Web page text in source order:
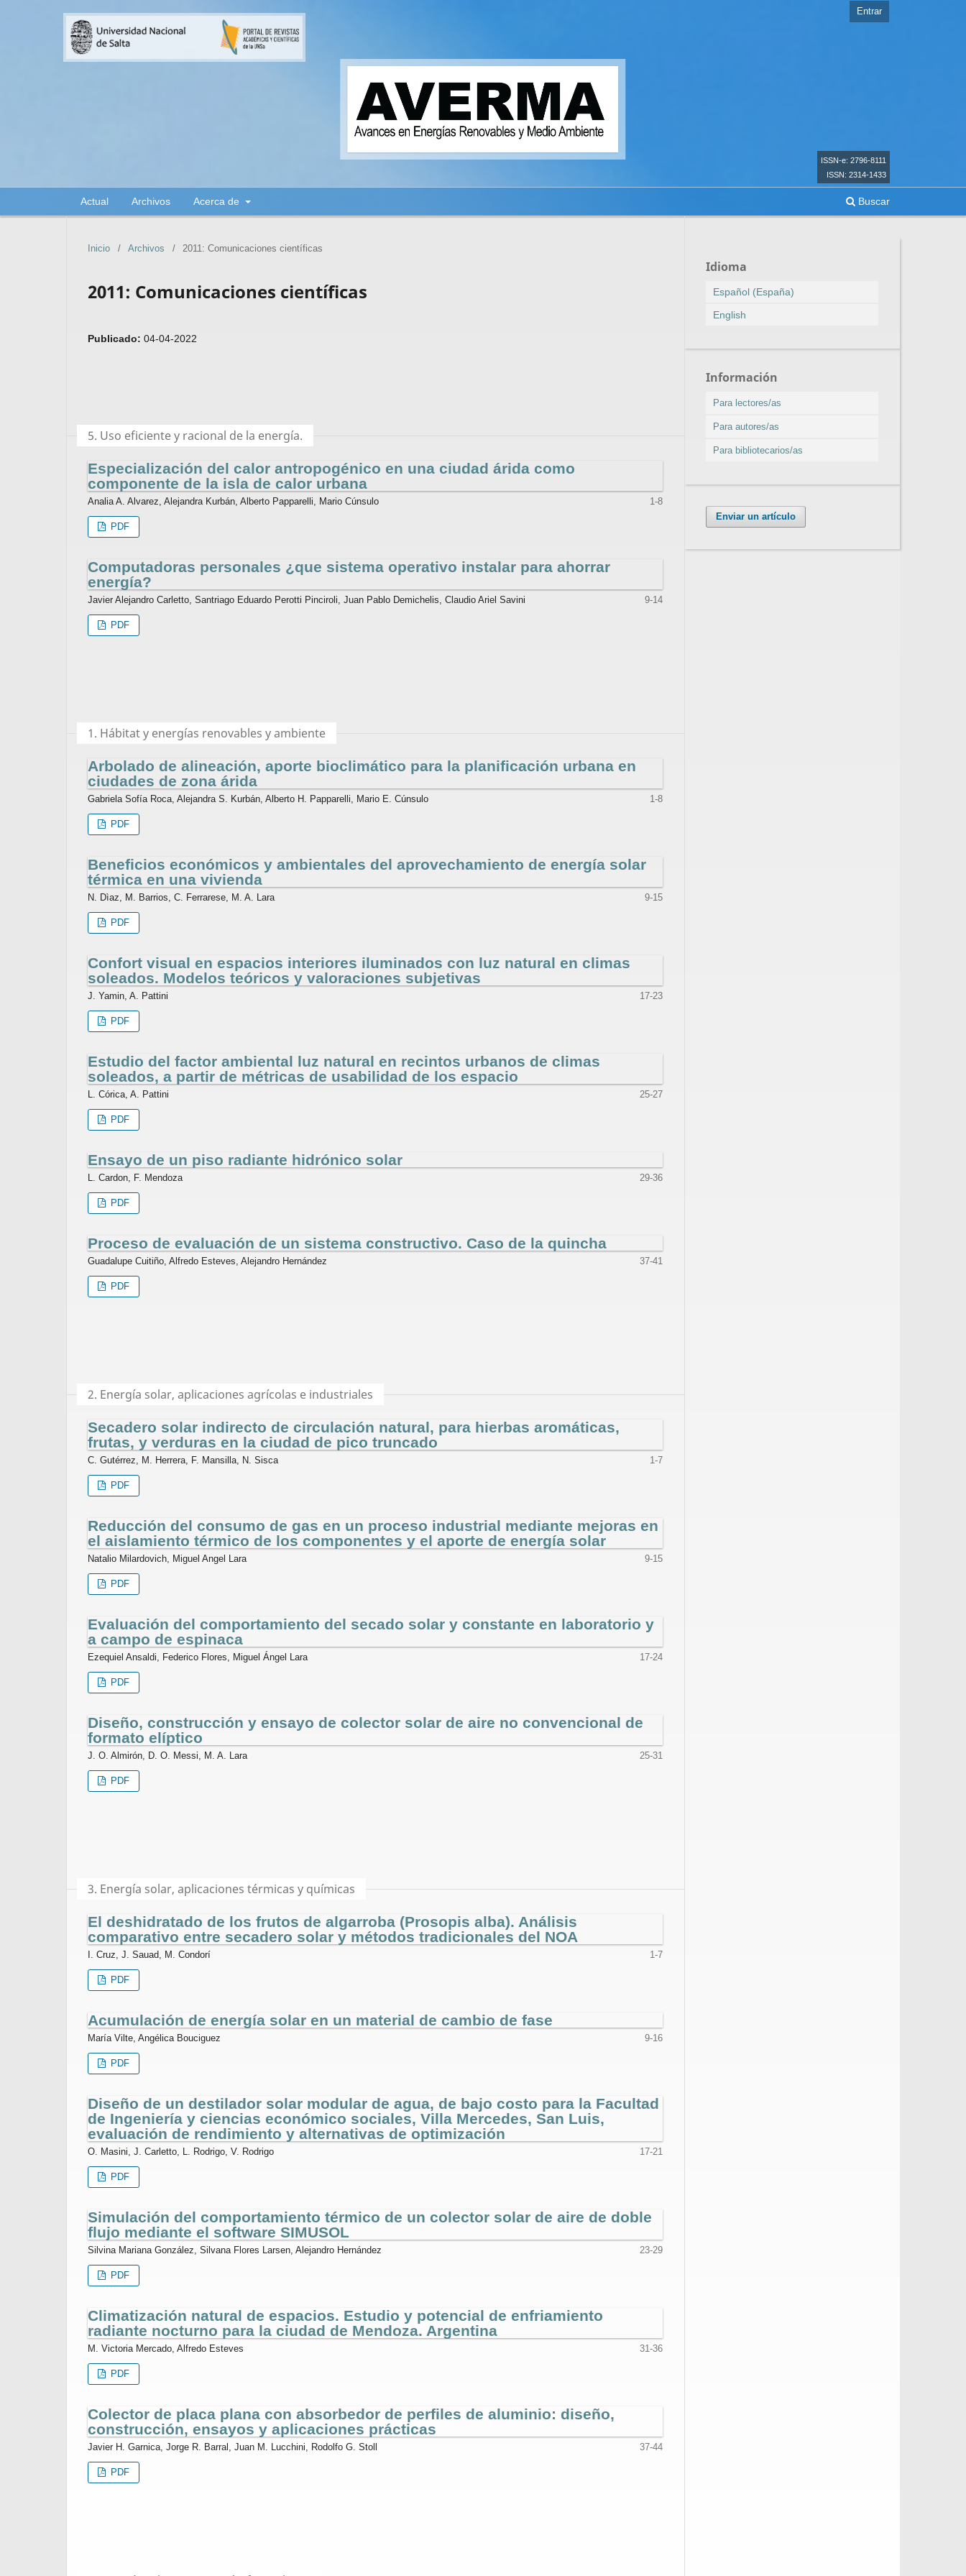
Actual Archivos Acerca de
ISSN-e: 2796-8111
ISSN: 2314-1433
Buscar
Entrar
Inicio / Archivos / 2011: Comunicaciones científicas
2011: Comunicaciones científicas
Publicado: 04-04-2022
5. Uso eficiente y racional de la energía.
Especialización del calor antropogénico en una ciudad árida como
componente de la isla de calor urbana
Analia A. Alvarez, Alejandra Kurbán, Alberto Papparelli, Mario Cúnsulo 1-8
PDF
Computadoras personales ¿que sistema operativo instalar para ahorrar
energía?
Javier Alejandro Carletto, Santriago Eduardo Perotti Pinciroli, Juan Pablo Demichelis, Claudio Ariel Savini 9-14
PDF
1. Hábitat y energías renovables y ambiente
Arbolado de alineación, aporte bioclimático para la planificación urbana en
ciudades de zona árida
Gabriela Sofía Roca, Alejandra S. Kurbán, Alberto H. Papparelli, Mario E. Cúnsulo 1-8
PDF
Beneficios económicos y ambientales del aprovechamiento de energía solar
térmica en una vivienda
N. Dìaz, M. Barrios, C. Ferrarese, M. A. Lara 9-15
PDF
Confort visual en espacios interiores iluminados con luz natural en climas
soleados. Modelos teóricos y valoraciones subjetivas
J. Yamin, A. Pattini 17-23
PDF
Estudio del factor ambiental luz natural en recintos urbanos de climas
soleados, a partir de métricas de usabilidad de los espacio
L. Córica, A. Pattini 25-27
PDF
Ensayo de un piso radiante hidrónico solar
L. Cardon, F. Mendoza 29-36
PDF
Proceso de evaluación de un sistema constructivo. Caso de la quincha
Guadalupe Cuitiño, Alfredo Esteves, Alejandro Hernández 37-41
PDF
2. Energía solar, aplicaciones agrícolas e industriales
Secadero solar indirecto de circulación natural, para hierbas aromáticas,
frutas, y verduras en la ciudad de pico truncado
C. Gutérrez, M. Herrera, F. Mansilla, N. Sisca 1-7
PDF
Reducción del consumo de gas en un proceso industrial mediante mejoras en
el aislamiento térmico de los componentes y el aporte de energía solar
Natalio Milardovich, Miguel Angel Lara 9-15
PDF
Evaluación del comportamiento del secado solar y constante en laboratorio y
a campo de espinaca
Ezequiel Ansaldi, Federico Flores, Miguel Ángel Lara 17-24
PDF
Diseño, construcción y ensayo de colector solar de aire no convencional de
formato elíptico
J. O. Almirón, D. O. Messi, M. A. Lara 25-31
PDF
3. Energía solar, aplicaciones térmicas y químicas
El deshidratado de los frutos de algarroba (Prosopis alba). Análisis
comparativo entre secadero solar y métodos tradicionales del NOA
I. Cruz, J. Sauad, M. Condorí 1-7
PDF
Acumulación de energía solar en un material de cambio de fase
María Vilte, Angélica Bouciguez 9-16
PDF
Diseño de un destilador solar modular de agua, de bajo costo para la Facultad
de Ingeniería y ciencias económico sociales, Villa Mercedes, San Luis,
evaluación de rendimiento y alternativas de optimización
O. Masini, J. Carletto, L. Rodrigo, V. Rodrigo 17-21
PDF
Simulación del comportamiento térmico de un colector solar de aire de doble
flujo mediante el software SIMUSOL
Silvina Mariana González, Silvana Flores Larsen, Alejandro Hernández 23-29
PDF
Climatización natural de espacios. Estudio y potencial de enfriamiento
radiante nocturno para la ciudad de Mendoza. Argentina
M. Victoria Mercado, Alfredo Esteves 31-36
PDF
Colector de placa plana con absorbedor de perfiles de aluminio: diseño,
construcción, ensayos y aplicaciones prácticas
Javier H. Garnica, Jorge R. Barral, Juan M. Lucchini, Rodolfo G. Stoll 37-44
PDF
Idioma
Español (España)
English
Información
Para lectores/as
Para autores/as
Para bibliotecarios/as
Enviar un artículo